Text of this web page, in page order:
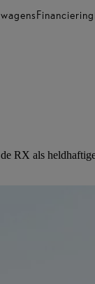
Financiering
als